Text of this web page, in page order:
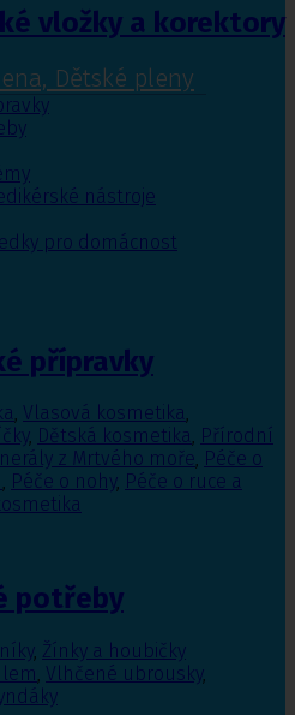
vložky a korektory
Dětské pleny
nástroje
pro domácnost
přípravky
, Vlasová kosmetika,
, Dětská kosmetika, Přírodní
z Mrtvého moře, Péče o
, Péče o nohy, Péče o ruce a
potřeby
, Žínky a houbičky
, Vlhčené ubrousky,